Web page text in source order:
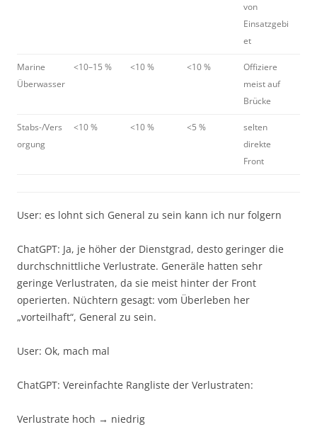
von
Einsatzgebi
et
Marine
Überwasser
<10–15 % <10 % <10 %
Offiziere
meist auf
Brücke
Stabs-/Vers
orgung
<10 % <10 % <5 %
selten
direkte
Front
User: es lohnt sich General zu sein kann ich nur folgern
ChatGPT: Ja, je höher der Dienstgrad, desto geringer die
durchschnittliche Verlustrate. Generäle hatten sehr
geringe Verlustraten, da sie meist hinter der Front
operierten. Nüchtern gesagt: vom Überleben her
„vorteilhaft“, General zu sein.
User: Ok, mach mal
ChatGPT: Vereinfachte Rangliste der Verlustraten:
Verlustrate hoch → niedrig